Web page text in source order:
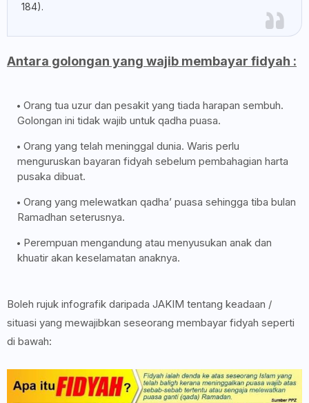
184).
Antara golongan yang wajib membayar fidyah :
Orang tua uzur dan pesakit yang tiada harapan sembuh.
Golongan ini tidak wajib untuk qadha puasa.
Orang yang telah meninggal dunia. Waris perlu
menguruskan bayaran fidyah sebelum pembahagian harta
pusaka dibuat.
Orang yang melewatkan qadha’ puasa sehingga tiba bulan
Ramadhan seterusnya.
Perempuan mengandung atau menyusukan anak dan
khuatir akan keselamatan anaknya.
Boleh rujuk infografik daripada JAKIM tentang keadaan /
situasi yang mewajibkan seseorang membayar fidyah seperti
di bawah: